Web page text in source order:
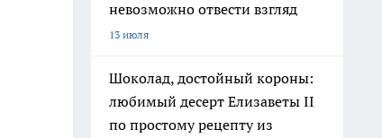
невозможно отвести взгляд
13 июля
Шоколад, достойный короны:
любимый десерт Елизаветы II
по простому рецепту из